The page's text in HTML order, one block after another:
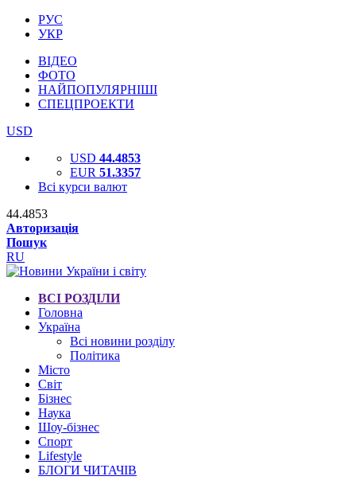
РУС
УКР
ВІДЕО
ФОТО
НАЙПОПУЛЯРНІШІ
СПЕЦПРОЕКТИ
USD
USD 44.4853
EUR 51.3357
Всі курси валют
44.4853
Авторизація
Пошук
RU
ВСІ РОЗДІЛИ
Головна
Україна
Всі новини розділу
Політика
Місто
Світ
Бізнес
Наука
Шоу-бізнес
Спорт
Lifestyle
БЛОГИ ЧИТАЧІВ